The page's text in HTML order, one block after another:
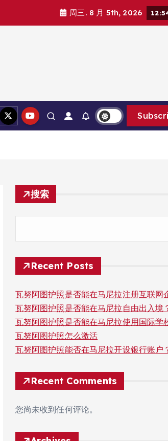
周三. 8 月 5th, 2026
搜索
Recent Posts
瓦努阿图护照是否能在马尼拉注册互联网
瓦努阿图护照是否能在马尼拉自由出入境
瓦努阿图护照是否能在马尼拉使用国际学
瓦努阿图护照怎么激活
瓦努阿图护照能否在马尼拉开设银行账户
Recent Comments
您尚未收到任何评论。